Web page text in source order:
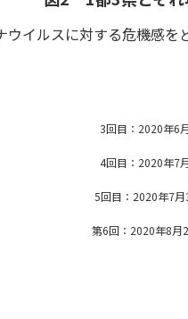
ウイルスに対する危機感
3回目：2020年6
4回目：2020年7
5回目：2020年7月
第6回：2020年8月